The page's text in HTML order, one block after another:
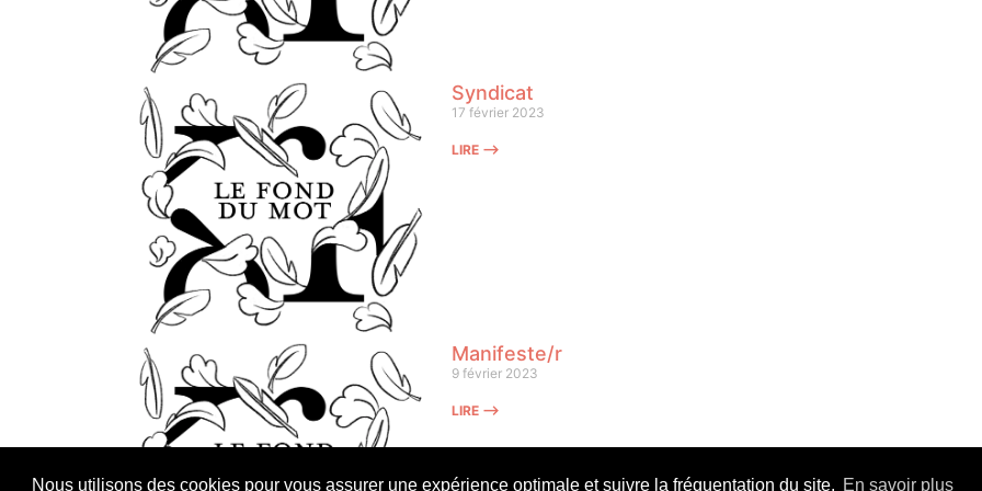
Nous utilisons des cookies pour vous assurer une expérience optimale et suivre la fréquentation du site. En savoir plus
Syndicat
17 février 2023
LIRE ⟶
Manifeste/r
9 février 2023
LIRE ⟶